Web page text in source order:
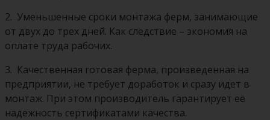
2. Уменьшенные сроки монтажа ферм, занимающие
от двух до трех дней. Как следствие – экономия на
оплате труда рабочих.
3. Качественная готовая ферма, произведенная на
предприятии, не требует доработок и сразу идет в
монтаж. При этом производитель гарантирует её
надежность сертификатами качества.